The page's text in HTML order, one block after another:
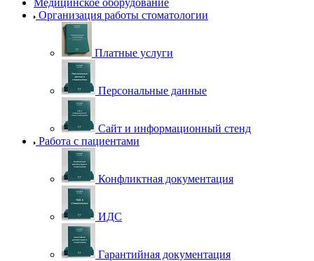
Медицинское оборудование
Организация работы стоматологии
Платные услуги
Персональные данные
Сайт и информационный стенд
Работа с пациентами
Конфликтная документация
ИДС
Гарантийная документация